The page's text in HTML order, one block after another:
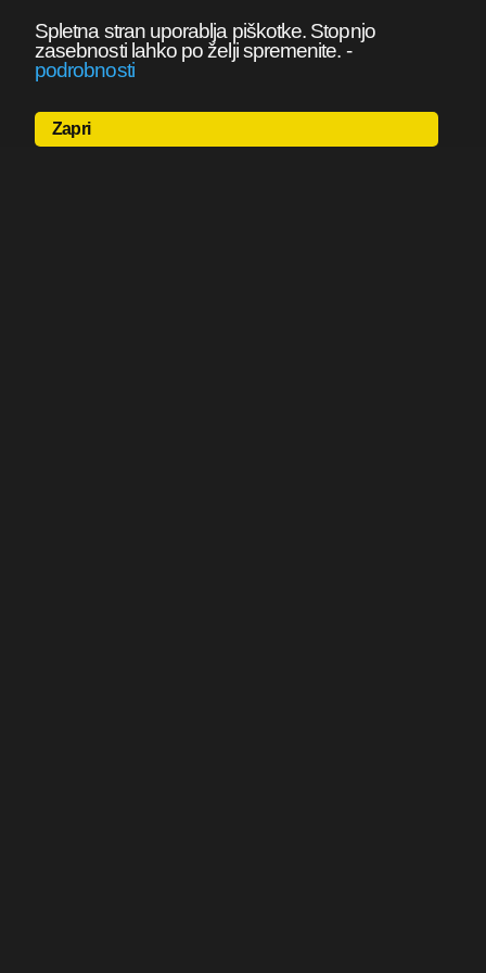
Spletna stran uporablja piškotke. Stopnjo
zasebnosti lahko po želji spremenite. -
podrobnosti
Zapri